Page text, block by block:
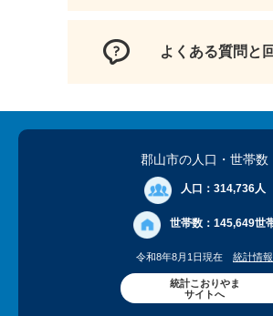
よくある質問と
郡山市の人口 ・世帯数
人口： 314,736人
世帯数： 145,649世
令和8年8月1日現在 統計情報
統計こおりやま
サイトへ